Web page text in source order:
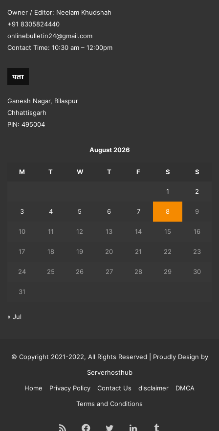
Owner / Editor: Neelam Khudshah
+91 8305824440
onlinebulletin24@gmail.com
Contact Time: 10:30 am – 12:00pm
पता
Ganesh Nagar, Bilaspur
Chhattisgarh
PIN: 495004
August 2026
M T W T F S S
1 2
3 4 5 6 7 8 9
10 11 12 13 14 15 16
17 18 19 20 21 22 23
24 25 26 27 28 29 30
31
« Jul
© Copyright 2021-2022, All Rights Reserved | Proudly Design by
Serverhosthub
Home
Privacy Policy Contact Us disclaimer
DMCA
Terms and Conditions
RSS Facebook
TwitterLinkedInTumblr